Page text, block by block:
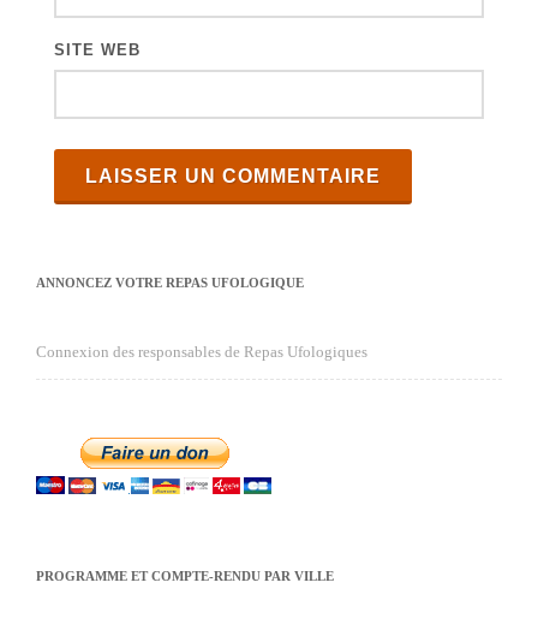
SITE WEB
ANNONCEZ VOTRE REPAS UFOLOGIQUE
Connexion des responsables de Repas Ufologiques
PROGRAMME ET COMPTE-RENDU PAR VILLE